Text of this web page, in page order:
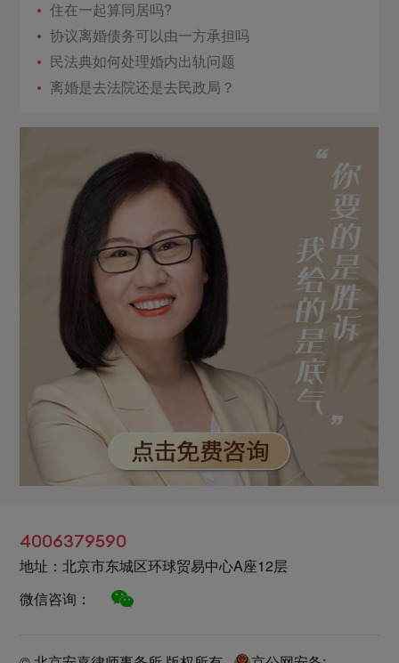
住在一起算同居吗?
协议离婚债务可以由一方承担吗
民法典如何处理婚内出轨问题
离婚是去法院还是去民政局？
4006379590
地址：北京市东城区环球贸易中心A座12层
微信咨询：